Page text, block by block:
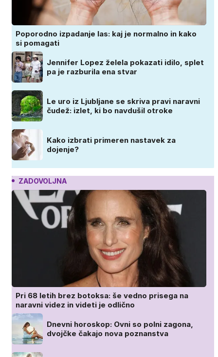
Poporodno izpadanje las: kaj je normalno in kako
si pomagati
Jennifer Lopez želela pokazati idilo, splet
pa je razburila ena stvar
Le uro iz Ljubljane se skriva pravi naravni
čudež: izlet, ki bo navdušil otroke
Kako izbrati primeren nastavek za
dojenje?
ZADOVOLJNA
Pri 68 letih brez botoksa: še vedno prisega na
naravni videz in videti je odlično
Dnevni horoskop: Ovni so polni zagona,
dvojčke čakajo nova poznanstva